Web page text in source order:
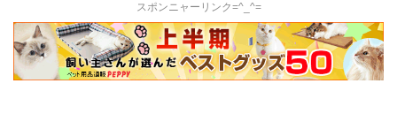
スポンニャーリンク=^_^=